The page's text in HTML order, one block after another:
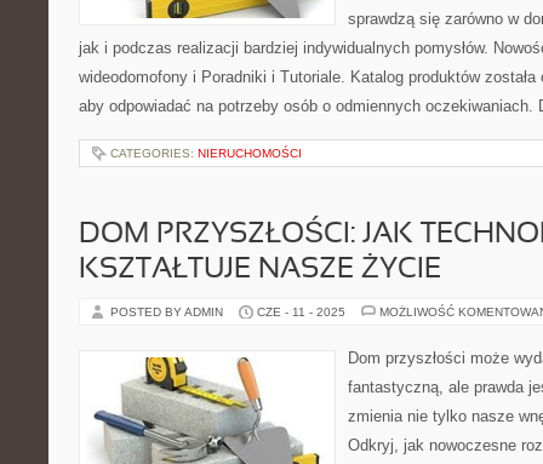
sprawdzą się zarówno w
jak i podczas realizacji bardziej indywidualnych pomysłów.
wideodomofony i Poradniki i Tutoriale. Katalog produktów
aby odpowiadać na potrzeby osób o odmiennych
CATEGORIES: NIERUCHOMOŚCI
DOM PRZYSZŁOŚCI: JAK
KSZTAŁTUJE NASZE ŻYCIE
POSTED BY ADMIN CZE - 11 - 2025 MOŻLIWOŚĆ
Dom przyszłości może
fantastyczną, ale prawda
zmienia nie tylko nasze
Odkryj, jak nowoczesne